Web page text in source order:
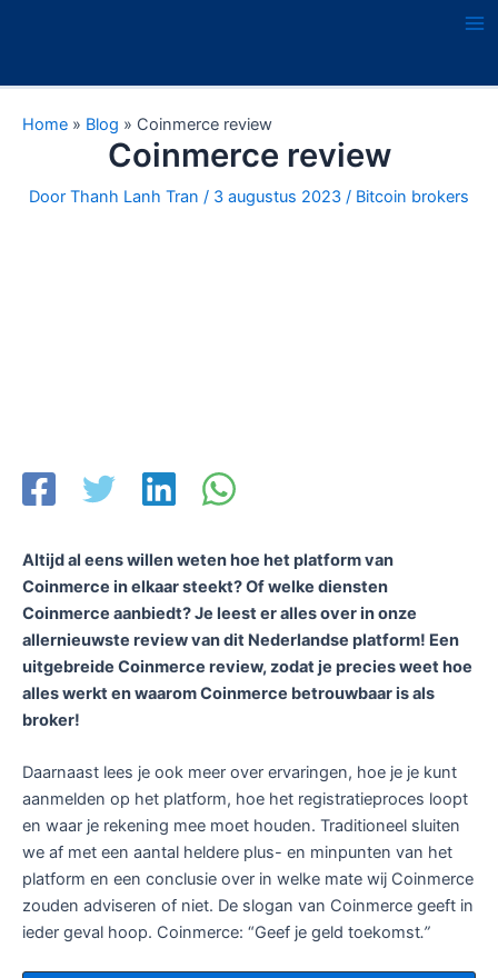
inhoud
Home » Blog » Coinmerce review
Coinmerce review
Door Thanh Lanh Tran / 3 augustus 2023 / Bitcoin brokers
Altijd al eens willen weten hoe het platform van
Coinmerce in elkaar steekt? Of welke diensten
Coinmerce aanbiedt? Je leest er alles over in onze
allernieuwste review van dit Nederlandse platform! Een
uitgebreide Coinmerce review, zodat je precies weet hoe
alles werkt en waarom Coinmerce betrouwbaar is als
broker!
Daarnaast lees je ook meer over ervaringen, hoe je je kunt
aanmelden op het platform, hoe het registratieproces loopt
en waar je rekening mee moet houden. Traditioneel sluiten
we af met een aantal heldere plus- en minpunten van het
platform en een conclusie over in welke mate wij Coinmerce
zouden adviseren of niet. De slogan van Coinmerce geeft in
ieder geval hoop. Coinmerce: “Geef je geld toekomst.”